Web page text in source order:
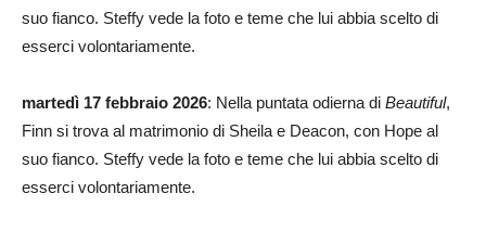
suo fianco. Steffy vede la foto e teme che lui abbia scelto di
esserci volontariamente.
martedì 17 febbraio 2026: Nella puntata odierna di Beautiful,
Finn si trova al matrimonio di Sheila e Deacon, con Hope al
suo fianco. Steffy vede la foto e teme che lui abbia scelto di
esserci volontariamente.